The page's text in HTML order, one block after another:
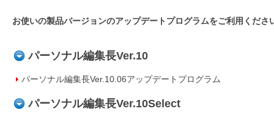
お使いの製品バージョンのアップデートプログラムをご利用くださ
パーソナル編集長Ver.10
パーソナル編集長Ver.10.06アップデートプログラム
パーソナル編集長Ver.10Select